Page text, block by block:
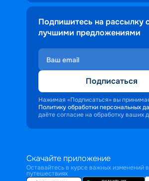
Подпишитесь на рассылку
лучшими предложениями
Подписаться
Нажимая «Подписаться» вы
Политику обработки персональных
даёте согласие на обработку ваших
Скачайте приложение
Оставайтесь в курсе важных изменений
путешествиях